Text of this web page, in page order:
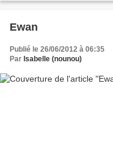
Ewan
Publié le 26/06/2012 à 06:35
Par Isabelle (nounou)